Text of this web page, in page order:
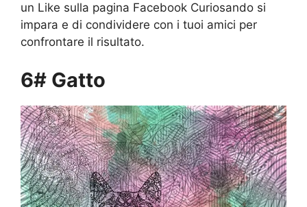
un Like sulla pagina Facebook Curiosando si
impara e di condividere con i tuoi amici per
confrontare il risultato.
6# Gatto